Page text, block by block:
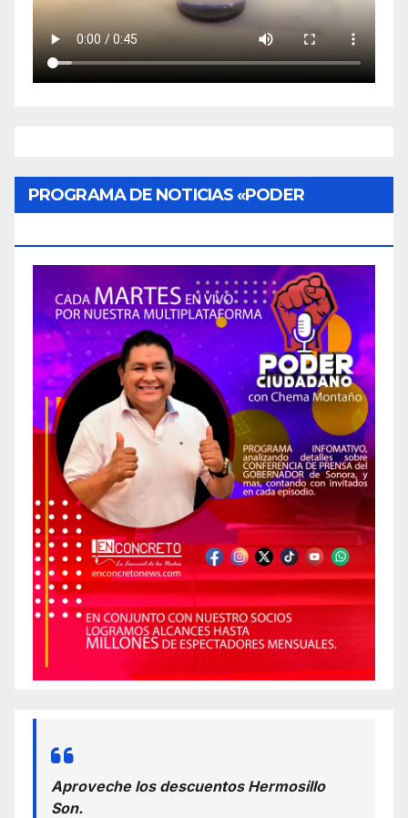
PROGRAMA DE NOTICIAS «PODER
Aproveche los descuentos Hermosillo
Son.